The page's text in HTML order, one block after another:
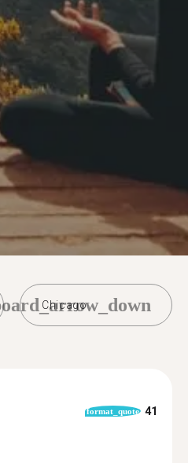
Chicago
format_quote 41